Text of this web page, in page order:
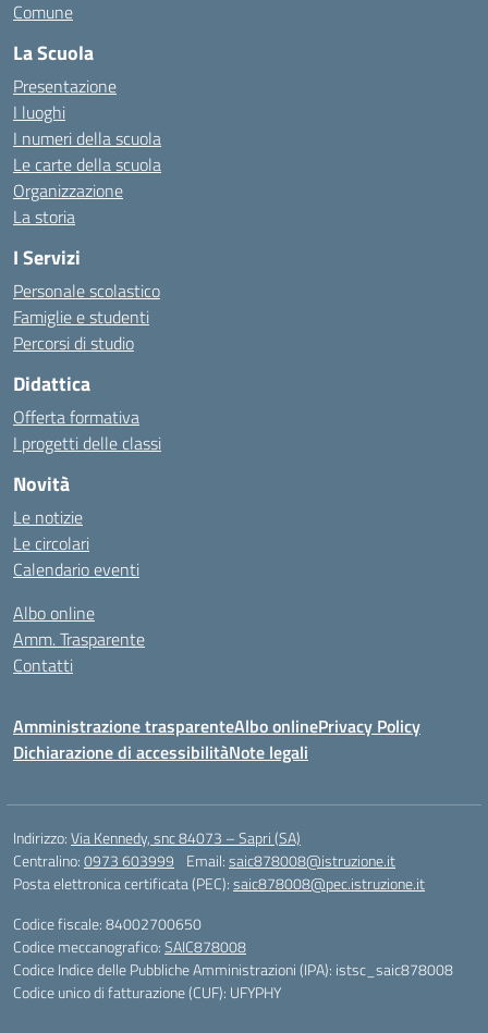
Comune
La Scuola
Presentazione
I luoghi
I numeri della scuola
Le carte della scuola
Organizzazione
La storia
I Servizi
Personale scolastico
Famiglie e studenti
Percorsi di studio
Didattica
Offerta formativa
I progetti delle classi
Novità
Le notizie
Le circolari
Calendario eventi
Albo online
Amm. Trasparente
Contatti
Amministrazione trasparenteAlbo onlinePrivacy Policy
Dichiarazione di accessibilitàNote legali
Indirizzo:Via Kennedy, snc 84073 – Sapri (SA)
Centralino:0973 603999 Email:saic878008@istruzione.it
Posta elettronica certificata (PEC):saic878008@pec.istruzione.it
Codice fiscale: 84002700650
Codice meccanografico:SAIC878008
Codice Indice delle Pubbliche Amministrazioni (IPA): istsc_saic878008
Codice unico di fatturazione (CUF): UFYPHY